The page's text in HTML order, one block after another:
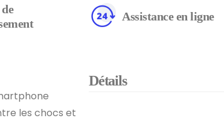
Assistance en ligne
les chocs et
Détails